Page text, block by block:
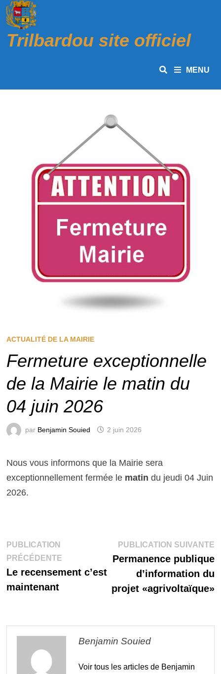
Passer
au
contenu
Trilbardou site officiel
MENU
ACTUALITÉ DE LA MAIRIE
Fermeture exceptionnelle
de la Mairie le matin du
04 juin 2026
par Benjamin Souied 2 juin 2026
Nous vous informons que la Mairie sera
exceptionnellement fermée le matin du jeudi 04 Juin
2026.
Navigation
de
l’article
PUBLICATION
PRÉCÉDENTE
précédente :
Le recensement c’est
maintenant
PUBLICATION SUIVANTE
Permanence publique
d’information du
projet «agrivoltaïque»
Benjamin Souied
Voir tous les articles de Benjamin